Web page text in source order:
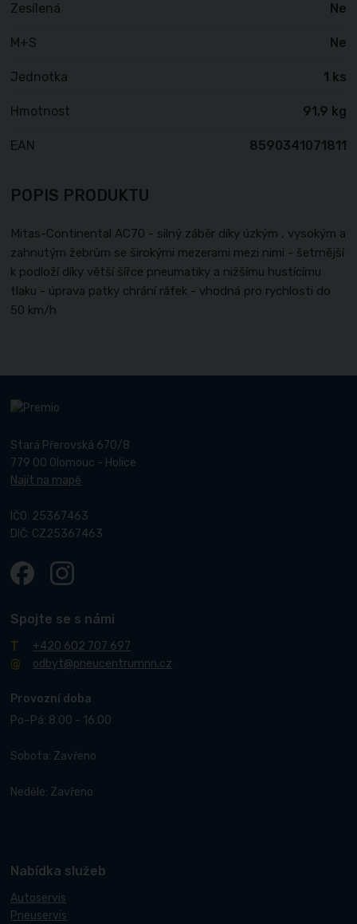
Zesílená Ne
M+S Ne
Jednotka 1 ks
Hmotnost 91,9 kg
EAN 8590341071811
POPIS PRODUKTU
Mitas-Continental AC70 - silný záběr díky úzkým , vysokým a
zahnutým žebrům se širokými mezerami mezi nimi - šetrnější
k podloží díky větší šířce pneumatiky a nižšímu hustícímu
tlaku - úprava patky chrání ráfek - vhodná pro rychlosti do
50 km/h
Stará Přerovská 670/8
779 00 Olomouc - Holice
Najít na mapě
IČO: 25367463
DIČ: CZ25367463
Spojte se s námi
+420 602 707 697
odbyt@pneucentrumnn.cz
Provozní doba
Po–Pá: 8.00 - 16.00
Sobota: Zavřeno
Neděle: Zavřeno
Nabídka služeb
Autoservis
Pneuservis